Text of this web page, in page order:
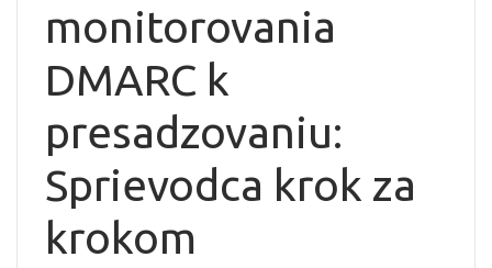
monitorovania
DMARC k
presadzovaniu:
Sprievodca krok za
krokom